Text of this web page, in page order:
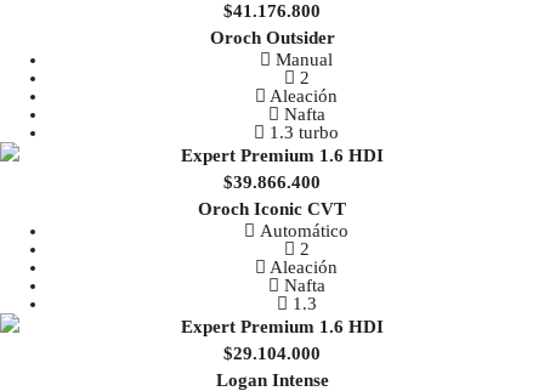
$41.176.800
Oroch Outsider
Manual
2
Aleación
Nafta
1.3 turbo
$39.866.400
Oroch Iconic CVT
Automático
2
Aleación
Nafta
1.3
$29.104.000
Logan Intense